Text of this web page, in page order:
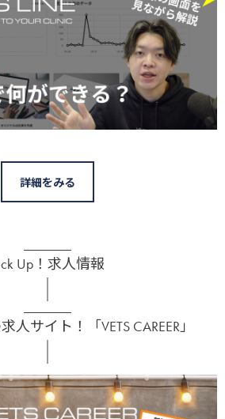
詳細をみる
Up！求人情報
サイト！「VETS CAREER」